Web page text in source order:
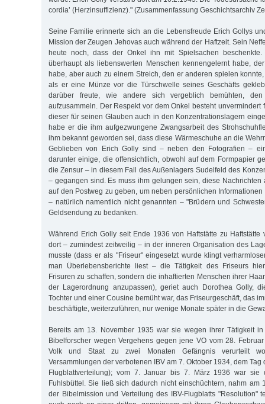
cordia’ (Herzinsuffizienz)." (Zusammenfassung Geschichtsarchiv
Seine Familie erinnerte sich an die Lebensfreude Erich Gollys
Mission der Zeugen Jehovas auch während der Haftzeit. Sein
heute noch, dass der Onkel ihn mit Spielsachen
überhaupt als liebenswerten Menschen kennengelernt habe,
habe, aber auch zu einem Streich, den er anderen spielen
als er eine Münze vor die Türschwelle seines Geschäfts
darüber freute, wie andere sich vergeblich bemühten, den
aufzusammeln. Der Respekt vor dem Onkel besteht unvermindert
dieser für seinen Glauben auch in den Konzentrationslagern
habe er die ihm aufgezwungene Zwangsarbeit des
ihm bekannt geworden sei, dass diese Wärmeschuhe an die
Geblieben von Erich Golly sind – neben den Fotografien –
darunter einige, die offensichtlich, obwohl auf dem Formpapier
die Zensur – in diesem Fall des Außenlagers Sudelfeld des
– gegangen sind. Es muss ihm gelungen sein, diese Nachrichten
auf den Postweg zu geben, um neben persönlichen
– natürlich namentlich nicht genannten – "Brüdern und
Geldsendung zu bedanken.
Während Erich Golly seit Ende 1936 von Haftstätte zu Haftstätte
dort – zumindest zeitweilig – in der inneren Organisation des
musste (dass er als "Friseur" eingesetzt wurde klingt
man Überlebensberichte liest – die Tätigkeit des Friseurs
Frisuren zu schaffen, sondern die inhaftierten Menschen ihrer
der Lagerordnung anzupassen), geriet auch Dorothea Golly,
Tochter und einer Cousine bemüht war, das Friseurgeschäft, das
beschäftigte, weiterzuführen, nur wenige Monate später in die
Bereits am 13. November 1935 war sie wegen ihrer Tätigkeit
Bibelforscher wegen Vergehens gegen jene VO vom 28.
Volk und Staat zu zwei Monaten Gefängnis verurteilt
Versammlungen der verbotenen IBV am 7. Oktober 1934, dem
Flugblattverteilung); vom 7. Januar bis 7. März 1936 war sie
Fuhlsbüttel. Sie ließ sich dadurch nicht einschüchtern, nahm am
der Bibelmission und Verteilung des IBV-Flugblatts "Resolution"